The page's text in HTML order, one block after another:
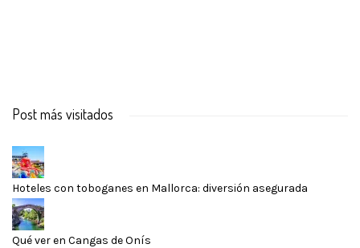
Post más visitados
Hoteles con toboganes en Mallorca: diversión asegurada
Qué ver en Cangas de Onís